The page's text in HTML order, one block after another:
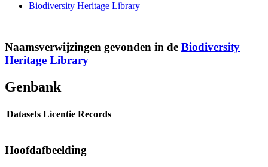
Biodiversity Heritage Library
Naamsverwijzingen gevonden in de Biodiversity
Heritage Library
Genbank
Datasets Licentie Records
Hoofdafbeelding